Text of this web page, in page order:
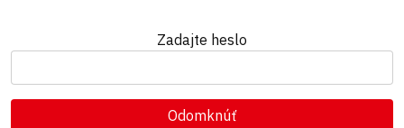
Zadajte heslo